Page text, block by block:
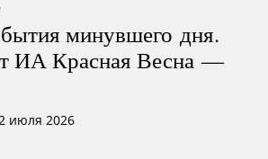
минувшего дня.
ИА Красная Весна —
июля 2026